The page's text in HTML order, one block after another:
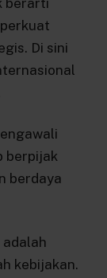
berarti
Di sini
berpijak
berdaya
kebijakan.